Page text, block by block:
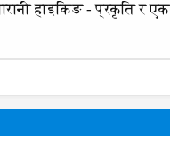
हाइकिङ - प्रकृति र